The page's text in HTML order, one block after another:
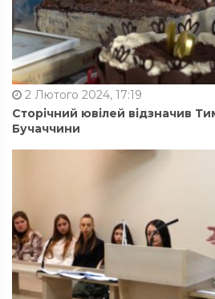
2 Лютого 2024, 17:19
Сторічний ювілей відзначив
Бучаччини